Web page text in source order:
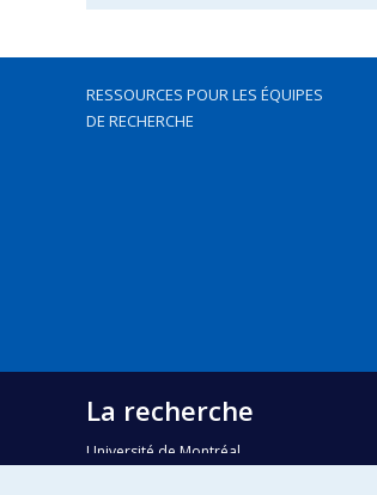
RESSOURCES POUR LES ÉQUIPES
DE RECHERCHE
La recherche
Université de Montréal